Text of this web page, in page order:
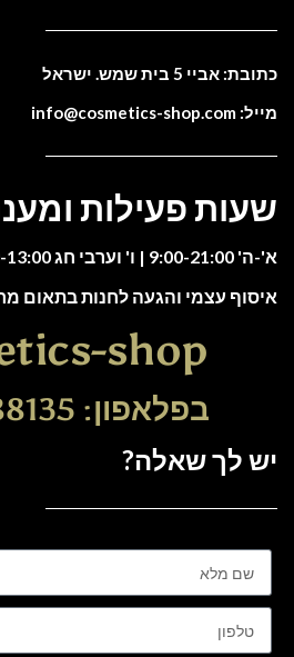
כתובת: אביי 5 בית שמש. ישראל
מייל: info@cosmetics-shop.com
שעות פעילות
א'-ה' 9:00-21:00 | ו' וערבי חג 9:00-13:00
איסוף עצמי והגעה לחנות בתאום
shop
בפלאפון: 051-5588135
יש לך שאלה?